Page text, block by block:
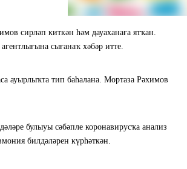
сирләп киткән һәм дауаханаға ятҡан.
сығанаҡ хәбәр итте.
ауырлыҡта тип баһалана. Мортаза Рәхимов
булыуы сәбәпле коронавирусҡа анализ
билдәләрен күрһәткән.